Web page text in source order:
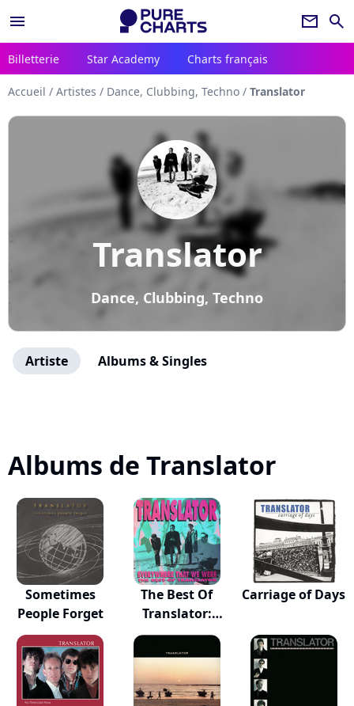
menu newsletter search
Billetterie Star Academy Charts français
Accueil / Artistes / Dance, Clubbing, Techno / Translator
Translator
Dance, Clubbing, Techno
Artiste Albums & Singles
Albums de Translator
Sometimes
People Forget
The Best Of
Translator:
Ever...
Carriage of Days